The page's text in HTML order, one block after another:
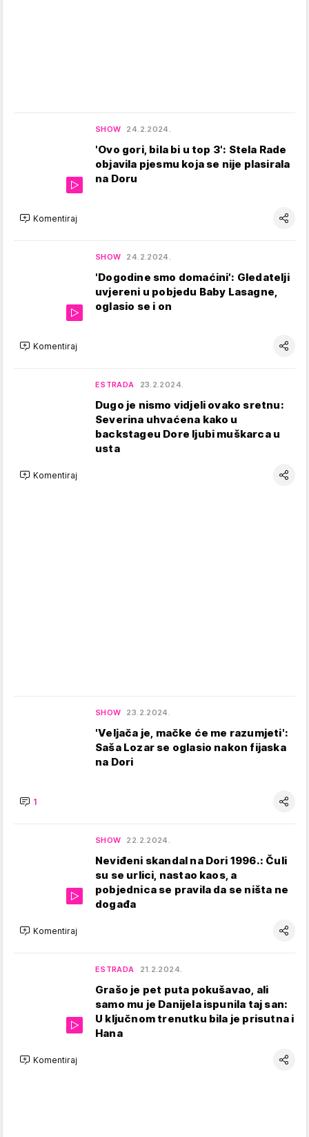
SHOW 24.2.2024.
'Ovo gori, bila bi u top 3': Stela Rade
objavila pjesmu koja se nije plasirala
na Doru
Komentiraj
SHOW 24.2.2024.
'Dogodine smo domaćini': Gledatelji
uvjereni u pobjedu Baby Lasagne,
oglasio se i on
Komentiraj
ESTRADA 23.2.2024.
Dugo je nismo vidjeli ovako sretnu:
Severina uhvaćena kako u
backstageu Dore ljubi muškarca u
usta
Komentiraj
SHOW 23.2.2024.
'Veljača je, mačke će me razumjeti':
Saša Lozar se oglasio nakon fijaska
na Dori
1
SHOW 22.2.2024.
Neviđeni skandal na Dori 1996.: Čuli
su se urlici, nastao kaos, a
pobjednica se pravila da se ništa ne
događa
Komentiraj
ESTRADA 21.2.2024.
Grašo je pet puta pokušavao, ali
samo mu je Danijela ispunila taj san:
U ključnom trenutku bila je prisutna i
Hana
Komentiraj